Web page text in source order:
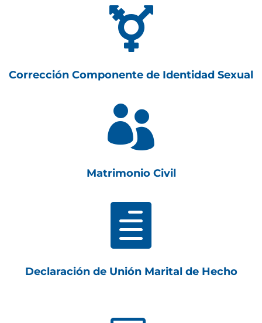

Corrección Componente de Identidad Sexual

Matrimonio Civil

Declaración de Unión Marital de Hecho